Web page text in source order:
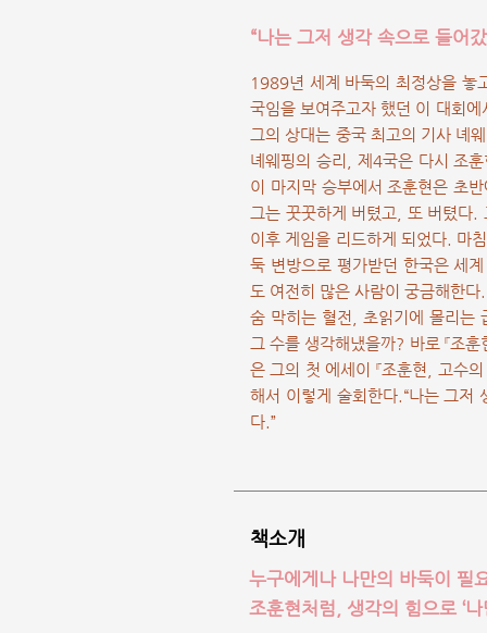
“나는 그저 생각 속으로 들어
1989년 세계 바둑의 최정상을 놓
국임을 보여주고자 했던 이 대회
그의 상대는 중국 최고의 기사 녜
녜웨핑의 승리, 제4국은 다시 조
이 마지막 승부에서 조훈현은 초
그는 꿋꿋하게 버텼고, 또 버텼다
이후 게임을 리드하게 되었다. 마
둑 변방으로 평가받던 한국은 세
도 여전히 많은 사람이 궁금해한
숨 막히는 혈전, 초읽기에 몰리는
그 수를 생각해냈을까? 바로 『조
은 그의 첫 에세이 『조훈현, 고수
해서 이렇게 술회한다.“나는 그저
다.”
누구에게나 나만의 바둑이 필
조훈현처럼, 생각의 힘으로 ‘
책소개